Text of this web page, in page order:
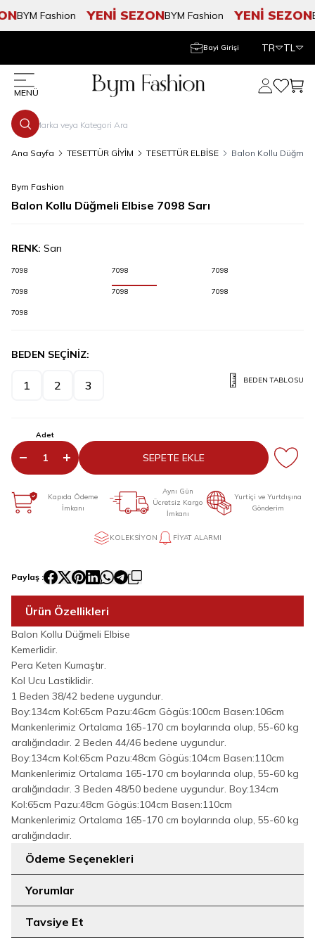
BYM Fashion YENİ SEZONBYM Fashion YENİ SEZON
Bayi Girişi TR TL
MENÜ
Hesabım
Ana Sayfa TESETTÜR GİYİM TESETTÜR ELBİSE Balon Kollu Düğmeli
Bym Fashion
Balon Kollu Düğmeli Elbise 7098 Sarı
RENK: Sarı
7098 7098 7098
7098 7098 7098
7098
BEDEN SEÇİNİZ:
1 2 3 BEDEN TABLOSU
Adet
SEPETE EKLE
Kapıda Ödeme
İmkanı
Aynı Gün
Ücretsiz Kargo
İmkanı
Yurtiçi ve Yurtdışına
Gönderim
KOLEKSIYON FIYAT ALARMI
Paylaş :
Ürün Özellikleri
Balon Kollu Düğmeli Elbise
Kemerlidir.
Pera Keten Kumaştır.
Kol Ucu Lastiklidir.
1 Beden 38/42 bedene uygundur.
Boy:134cm Kol:65cm Pazu:46cm Gögüs:100cm Basen:106cm
Mankenlerimiz Ortalama 165-170 cm boylarında olup, 55-60 kg
aralığındadır. 2 Beden 44/46 bedene uygundur.
Boy:134cm Kol:65cm Pazu:48cm Gögüs:104cm Basen:110cm
Mankenlerimiz Ortalama 165-170 cm boylarında olup, 55-60 kg
aralığındadır. 3 Beden 48/50 bedene uygundur. Boy:134cm
Kol:65cm Pazu:48cm Gögüs:104cm Basen:110cm
Mankenlerimiz Ortalama 165-170 cm boylarında olup, 55-60 kg
aralığındadır.
Ödeme Seçenekleri
Yorumlar
Tavsiye Et